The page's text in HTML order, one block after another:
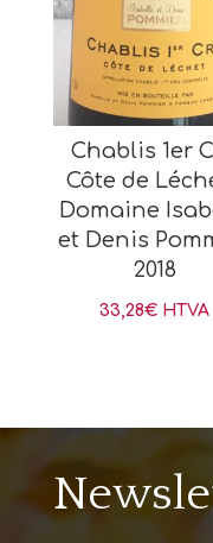
Chablis 1er
Côte de
Domaine
et Denis
2018
33,28€ HTVA